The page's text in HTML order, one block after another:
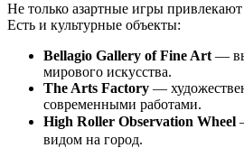
Не только азартные игры
Есть и культурные объекты:
Bellagio Gallery of Fine Art —
мирового искусства.
The Arts Factory —
современными работами.
High Roller Observation Wheel
видом на город.